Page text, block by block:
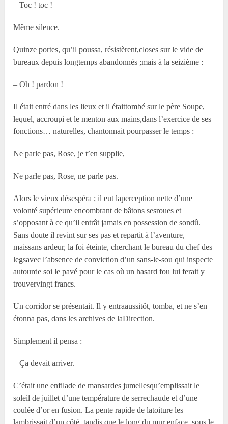
– Toc ! toc !
Même silence.
Quinze portes, qu’il poussa, résistèrent,closes sur le vide de
bureaux depuis longtemps abandonnés ;mais à la seizième :
– Oh ! pardon !
Il était entré dans les lieux et il étaittombé sur le père Soupe,
lequel, accroupi et le menton aux mains,dans l’exercice de ses
fonctions… naturelles, chantonnait pourpasser le temps :
Ne parle pas, Rose, je t’en supplie,
Ne parle pas, Rose, ne parle pas.
Alors le vieux désespéra ; il eut laperception nette d’une
volonté supérieure encombrant de bâtons sesroues et
s’opposant à ce qu’il entrât jamais en possession de sondû.
Sans doute il revint sur ses pas et repartit à l’aventure,
maissans ardeur, la foi éteinte, cherchant le bureau du chef des
legsavec l’absence de conviction d’un sans-le-sou qui inspecte
autourde soi le pavé pour le cas où un hasard fou lui ferait y
trouvervingt francs.
Un corridor se présentait. Il y entraaussitôt, tomba, et ne s’en
étonna pas, dans les archives de laDirection.
Simplement il pensa :
– Ça devait arriver.
C’était une enfilade de mansardes jumellesqu’emplissait le
soleil de juillet d’une température de serrechaude et d’une
coulée d’or en fusion. La pente rapide de latoiture les